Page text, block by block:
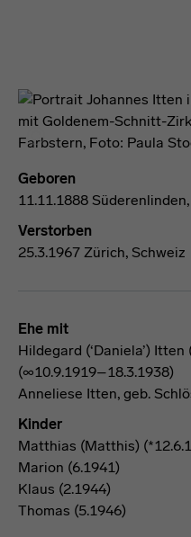
Geboren
11.11.1888
Verstorben
25.3.1967 Zürich, Schweiz
Ehe mit
Hildegard (‘Daniela’)
(∞10.9.1919–18.3.1938)
Anneliese Itten, geb.
Kinder
Matthias (Matthis)
Marion (6.1941)
Klaus (2.1944)
Thomas (5.1946)